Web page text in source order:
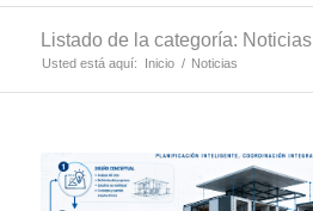
Listado de la categoría: Noticias
Usted está aquí: Inicio / Noticias